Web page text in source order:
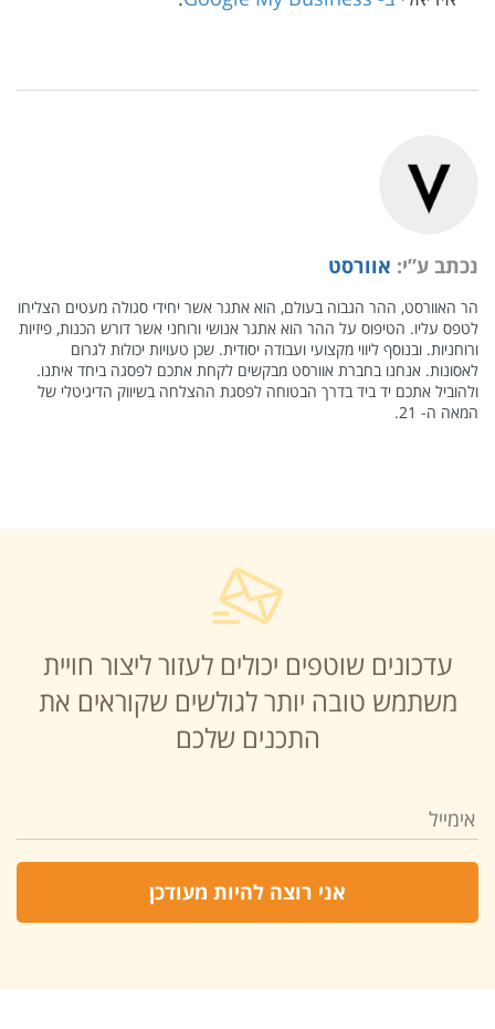
נכתב ע”י: אוורסט
הר האוורסט, ההר הגבוה בעולם, הוא אתגר אשר יחידי סגולה מעטים הצליחו
לטפס עליו. הטיפוס על ההר הוא אתגר אנושי ורוחני אשר דורש הכנות, פיזיות
ורוחניות. ובנוסף ליווי מקצועי ועבודה יסודית. שכן טעויות יכולות לגרום
לאסונות. אנחנו בחברת אוורסט מבקשים לקחת אתכם לפסגה ביחד איתנו.
ולהוביל אתכם יד ביד בדרך הבטוחה לפסגת ההצלחה בשיווק הדיגיטלי של
המאה ה- 21.
עדכונים שוטפים יכולים לעזור ליצור חויית
משתמש טובה יותר לגולשים שקוראים את
התכנים שלכם